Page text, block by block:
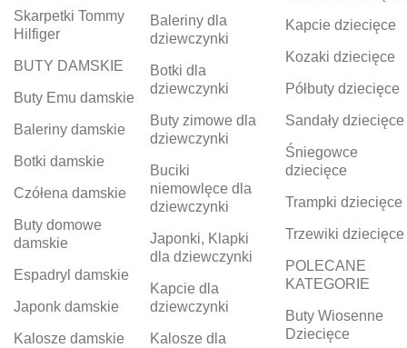
Skarpetki Tommy
Hilfiger
BUTY DAMSKIE
Buty Emu damskie
Baleriny damskie
Botki damskie
Czółena damskie
Buty domowe
damskie
Espadryl damskie
Japonk damskie
Kalosze damskie
Baleriny dla
dziewczynki
Botki dla
dziewczynki
Buty zimowe dla
dziewczynki
Buciki
niemowlęce dla
dziewczynki
Japonki, Klapki
dla dziewczynki
Kapcie dla
dziewczynki
Kalosze dla
Kapcie dziecięce
Kozaki dziecięce
Półbuty dziecięce
Sandały dziecięce
Śniegowce
dziecięce
Trampki dziecięce
Trzewiki dziecięce
POLECANE
KATEGORIE
Buty Wiosenne
Dziecięce